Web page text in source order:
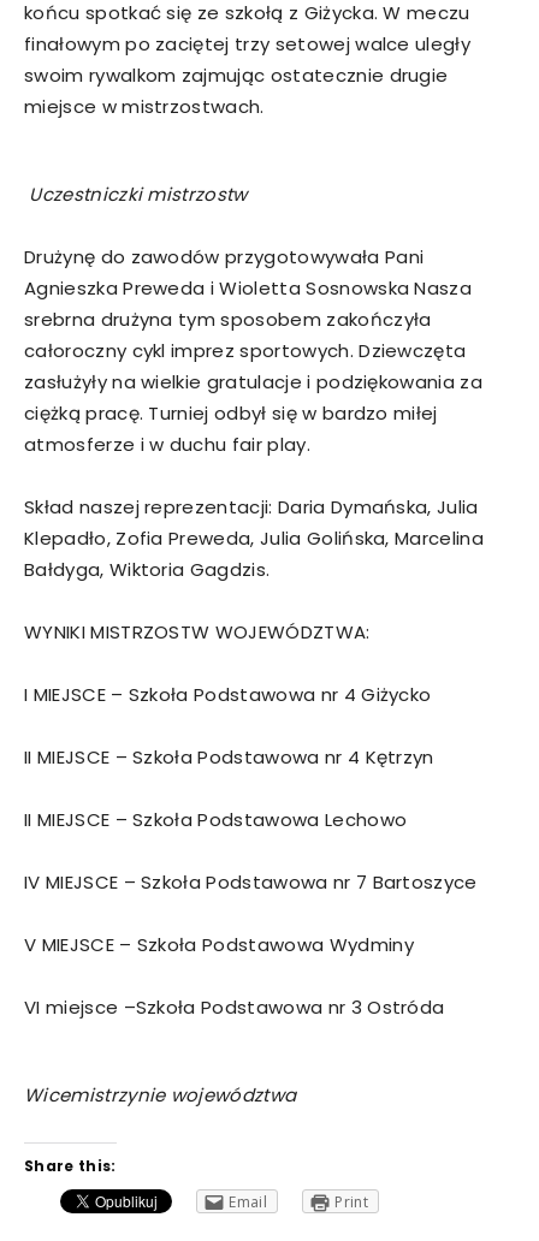
końcu spotkać się ze szkołą z Giżycka. W meczu
finałowym po zaciętej trzy setowej walce uległy
swoim rywalkom zajmując ostatecznie drugie
miejsce w mistrzostwach.
Uczestniczki mistrzostw
Drużynę do zawodów przygotowywała Pani
Agnieszka Preweda i Wioletta Sosnowska Nasza
srebrna drużyna tym sposobem zakończyła
całoroczny cykl imprez sportowych. Dziewczęta
zasłużyły na wielkie gratulacje i podziękowania za
ciężką pracę. Turniej odbył się w bardzo miłej
atmosferze i w duchu fair play.
Skład naszej reprezentacji: Daria Dymańska, Julia
Klepadło, Zofia Preweda, Julia Golińska, Marcelina
Bałdyga, Wiktoria Gagdzis.
WYNIKI MISTRZOSTW WOJEWÓDZTWA:
I MIEJSCE – Szkoła Podstawowa nr 4 Giżycko
II MIEJSCE – Szkoła Podstawowa nr 4 Kętrzyn
II MIEJSCE – Szkoła Podstawowa Lechowo
IV MIEJSCE – Szkoła Podstawowa nr 7 Bartoszyce
V MIEJSCE – Szkoła Podstawowa Wydminy
VI miejsce –Szkoła Podstawowa nr 3 Ostróda
Wicemistrzynie województwa
Share this:
Email
Print